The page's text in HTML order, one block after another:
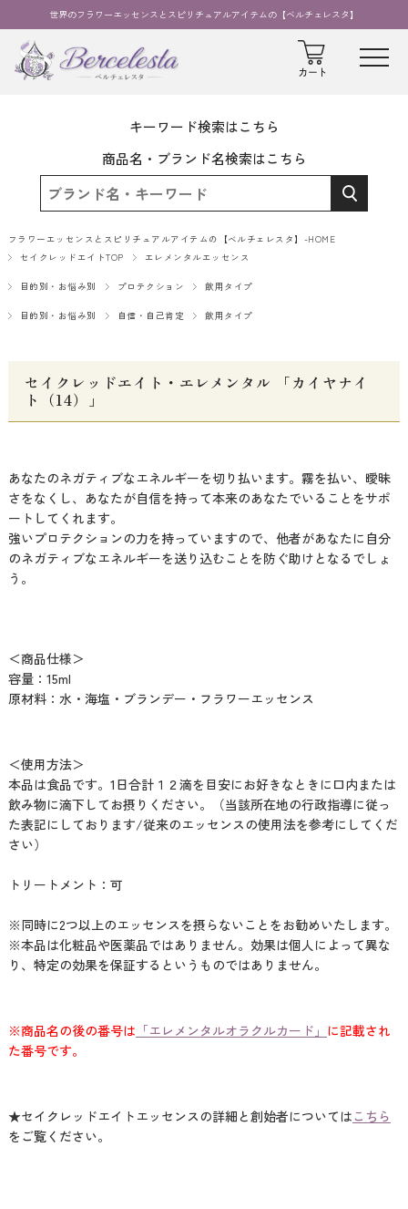
世界のフラワーエッセンスとスピリチュアルアイテムの【ベルチェレスタ】
キーワード検索はこちら
商品名・ブランド名検索はこちら
フラワーエッセンスとスピリチュアルアイテムの【ベルチェレスタ】-HOME
セイクレッドエイトTOP
エレメンタルエッセンス
目的別・お悩み別 プロテクション 飲用タイプ
目的別・お悩み別 自信・自己肯定 飲用タイプ
セイクレッドエイト・エレメンタル 「カイヤナイ
ト（14）」
あなたのネガティブなエネルギーを切り払います。霧を払い、曖昧
さをなくし、あなたが自信を持って本来のあなたでいることをサポ
ートしてくれます。
強いプロテクションの力を持っていますので、他者があなたに自分
のネガティブなエネルギーを送り込むことを防ぐ助けとなるでしょ
う。
＜商品仕様＞
容量：15ml
原材料：水・海塩・ブランデー・フラワーエッセンス
＜使用方法＞
本品は食品です。1日合計１２滴を目安にお好きなときに口内または
飲み物に滴下してお摂りください。（当該所在地の行政指導に従っ
た表記にしております/従来のエッセンスの使用法を参考にしてくだ
さい）
トリートメント：可
※同時に2つ以上のエッセンスを摂らないことをお勧めいたします。
※本品は化粧品や医薬品ではありません。効果は個人によって異な
り、特定の効果を保証するというものではありません。
※商品名の後の番号は 「エレメンタルオラクルカード」 に記載され
た番号です。
★セイクレッドエイトエッセンスの詳細と創始者についてはこちら
をご覧ください。